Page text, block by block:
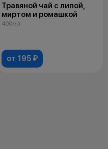
Травяной чай с липой,
миртом и ромашкой
400мл
от 195 ₽